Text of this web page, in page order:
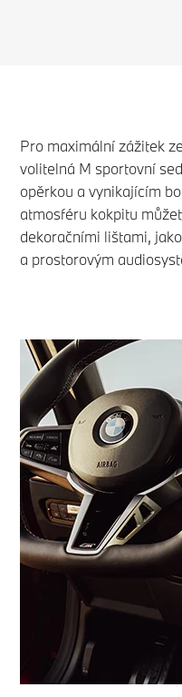
Pro maximální zážitek
volitelná M sportovní
opěrkou a vynikajícím
atmosféru kokpitu
dekoračními lištami,
a prostorovým